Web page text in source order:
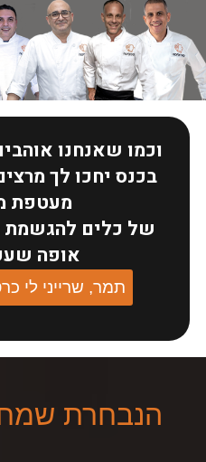
וכמו שאנחנו
בכנס יחכו לך
מעטפת
של כלים להגשמת
אופה
תמר, שרייני לי
הנבחרת